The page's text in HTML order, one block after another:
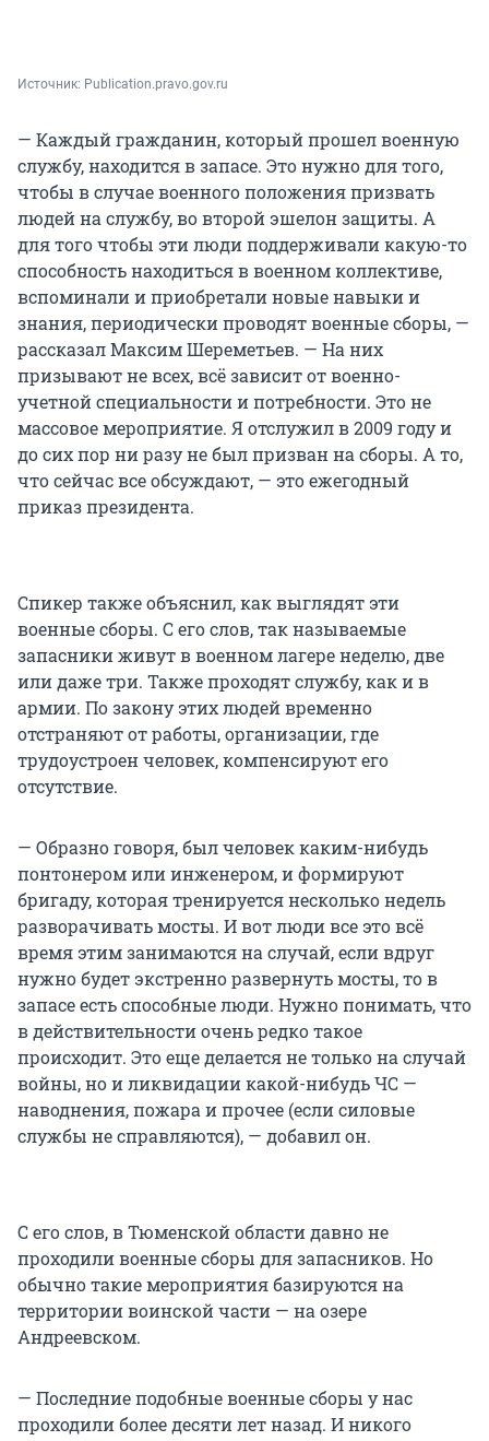
Источник: Publication.pravo.gov.ru
— Каждый гражданин, который прошел военную
службу, находится в запасе. Это нужно для того,
чтобы в случае военного положения призвать
людей на службу, во второй эшелон защиты. А
для того чтобы эти люди поддерживали какую-то
способность находиться в военном коллективе,
вспоминали и приобретали новые навыки и
знания, периодически проводят военные сборы, —
рассказал Максим Шереметьев. — На них
призывают не всех, всё зависит от военно-
учетной специальности и потребности. Это не
массовое мероприятие. Я отслужил в 2009 году и
до сих пор ни разу не был призван на сборы. А то,
что сейчас все обсуждают, — это ежегодный
приказ президента.
Спикер также объяснил, как выглядят эти
военные сборы. С его слов, так называемые
запасники живут в военном лагере неделю, две
или даже три. Также проходят службу, как и в
армии. По закону этих людей временно
отстраняют от работы, организации, где
трудоустроен человек, компенсируют его
отсутствие.
— Образно говоря, был человек каким-нибудь
понтонером или инженером, и формируют
бригаду, которая тренируется несколько недель
разворачивать мосты. И вот люди все это всё
время этим занимаются на случай, если вдруг
нужно будет экстренно развернуть мосты, то в
запасе есть способные люди. Нужно понимать, что
в действительности очень редко такое
происходит. Это еще делается не только на случай
войны, но и ликвидации какой-нибудь ЧС —
наводнения, пожара и прочее (если силовые
службы не справляются), — добавил он.
С его слов, в Тюменской области давно не
проходили военные сборы для запасников. Но
обычно такие мероприятия базируются на
территории воинской части — на озере
Андреевском.
— Последние подобные военные сборы у нас
проходили более десяти лет назад. И никого